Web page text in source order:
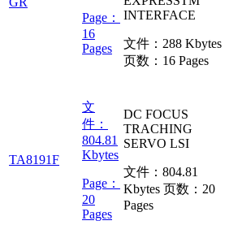
Page：
16
Pages
INTERFACE
文件： 288 Kbytes
页数： 16 Pages
TA8191F
文
件：
804.81
Kbytes
Page：
20
Pages
DC FOCUS
TRACHING
SERVO LSI
文件： 804.81
Kbytes 页数： 20
Pages